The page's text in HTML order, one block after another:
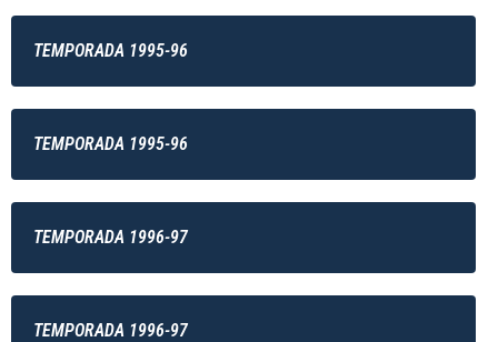
TEMPORADA 1995-96
TEMPORADA 1995-96
TEMPORADA 1996-97
TEMPORADA 1996-97